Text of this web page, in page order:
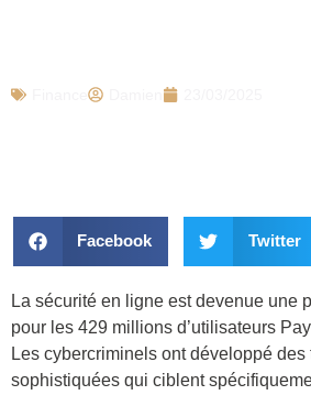
Facebook Twitter
La sécurité en ligne est devenue une
pour les 429 millions d’utilisateurs
Les cybercriminels ont développé
sophistiquées qui ciblent